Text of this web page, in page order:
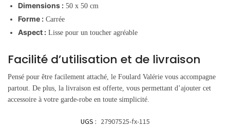
Dimensions : 50 x 50 cm
Forme : Carrée
Aspect : Lisse pour un toucher agréable
Facilité d’utilisation et de livraison
Pensé pour être facilement attaché, le Foulard Valérie vous accompagne
partout. De plus, la livraison est offerte, vous permettant d’ajouter cet
accessoire à votre garde-robe en toute simplicité.
UGS : 27907525-fx-115